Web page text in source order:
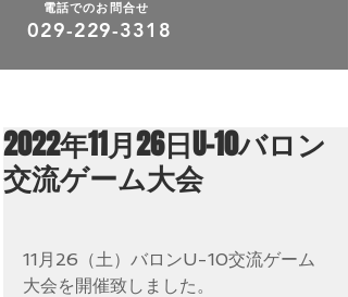
電話でのお問合せ
​029-229-3318
2022年11月26日U-10バロン
交流ゲーム大会
11月26（土）バロンU-10交流ゲーム
大会を開催致しました。